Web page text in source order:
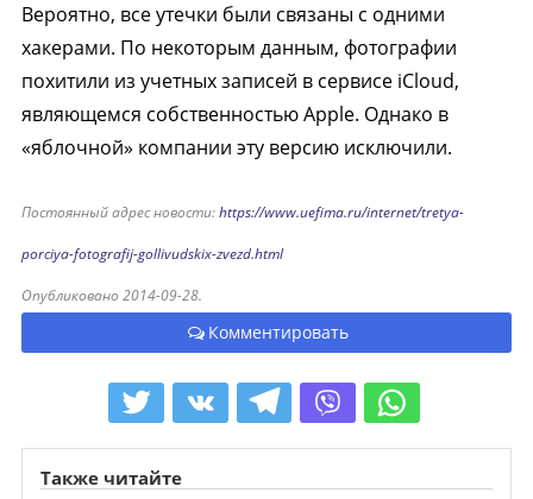
Вероятно, все утечки были связаны с одними
хакерами. По некоторым данным, фотографии
похитили из учетных записей в сервисе iCloud,
являющемся собственностью Apple. Однако в
«яблочной» компании эту версию исключили.
Постоянный адрес новости:https://www.uefima.ru/internet/tretya-
porciya-fotografij-gollivudskix-zvezd.html
Опубликовано 2014-09-28.
Комментировать
Также читайте